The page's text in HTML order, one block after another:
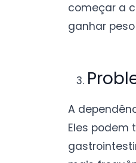
começar a
ganhar
A
Eles podem